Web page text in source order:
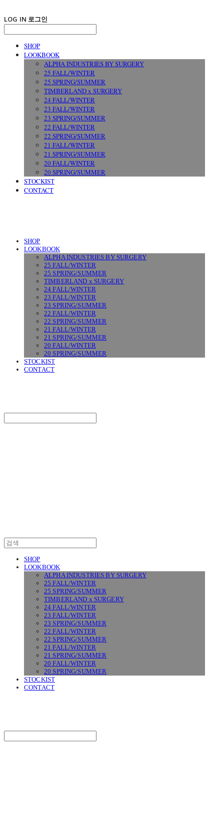
LOG IN 로그인
SHOP
LOOKBOOK
ALPHA INDUSTRIES BY SURGERY
25 FALL/WINTER
25 SPRING/SUMMER
TIMBERLAND x SURGERY
24 FALL/WINTER
23 FALL/WINTER
23 SPRING/SUMMER
22 FALL/WINTER
22 SPRING/SUMMER
21 FALL/WINTER
21 SPRING/SUMMER
20 FALL/WINTER
20 SPRING/SUMMER
STOCKIST
CONTACT
SHOP
LOOKBOOK
ALPHA INDUSTRIES BY SURGERY
25 FALL/WINTER
25 SPRING/SUMMER
TIMBERLAND x SURGERY
24 FALL/WINTER
23 FALL/WINTER
23 SPRING/SUMMER
22 FALL/WINTER
22 SPRING/SUMMER
21 FALL/WINTER
21 SPRING/SUMMER
20 FALL/WINTER
20 SPRING/SUMMER
STOCKIST
CONTACT
SHOP
LOOKBOOK
ALPHA INDUSTRIES BY SURGERY
25 FALL/WINTER
25 SPRING/SUMMER
TIMBERLAND x SURGERY
24 FALL/WINTER
23 FALL/WINTER
23 SPRING/SUMMER
22 FALL/WINTER
22 SPRING/SUMMER
21 FALL/WINTER
21 SPRING/SUMMER
20 FALL/WINTER
20 SPRING/SUMMER
STOCKIST
CONTACT